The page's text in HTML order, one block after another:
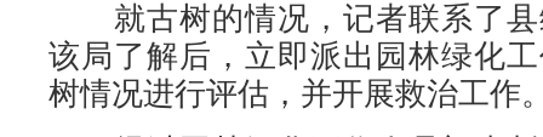
就古树的情况，记者联系了县
该局了解后，立即派出园林绿化
树情况进行评估，并开展救治工作